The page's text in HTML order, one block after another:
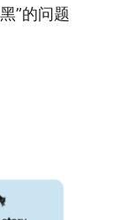
”的问题